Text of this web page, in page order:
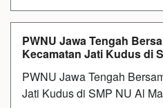
PWNU Jawa Tengah
Kecamatan Jati Kudus di
PWNU Jawa Tengah
Jati Kudus di SMP NU Al